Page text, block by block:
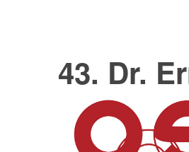
43. Dr.